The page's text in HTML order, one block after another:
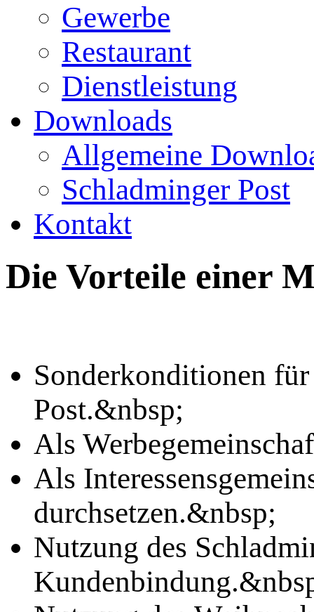
Gewerbe
Restaurant
Dienstleistung
Downloads
Allgemeine
Schladminger Post
Kontakt
Die Vorteile einer
Sonderkonditionen
Post.&nbsp;
Als
Als
durchsetzen.&nbsp;
Nutzung des